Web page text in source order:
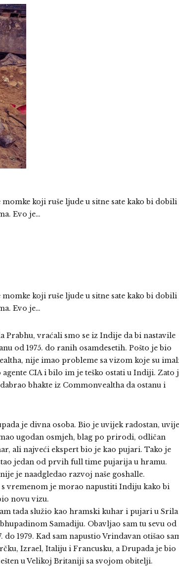
koji ruše ljude u sitne sate kako bi dobili
Evo je…
koji ruše ljude u sitne sate kako bi dobili
Evo je…
Prabhu, vraćali smo se iz Indije da bi nastavile
od 1975. do ranih osamdesetih. Pošto je bio
nije imao probleme sa vizom koje su
CIA i bilo im je teško ostati u Indiji. Zato
bhakte iz Commonvealtha da ostanu i
je divna osoba. Bio je uvijek radostan,
ugodan osmjeh, blag po prirodi, odličan
ali najveći ekspert bio je kao pujari. Tako je
jedan od prvih full time pujarija u hramu.
je naadgledao razvoj naše goshalle.
vremenom je morao napustiti Indiju kako bi
novu vizu.
tada služio kao hramski kuhar i pujari u Srila
Samadiju. Obavljao sam tu sevu od
do 1979. Kad sam napustio Vrindavan otišao
Izrael, Italiju i Francusku, a Drupada je bio
u Velikoj Britaniji sa svojom obitelji.